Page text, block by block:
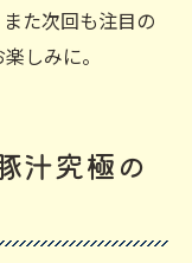
た次回も注目の
しみに。
汁究極の